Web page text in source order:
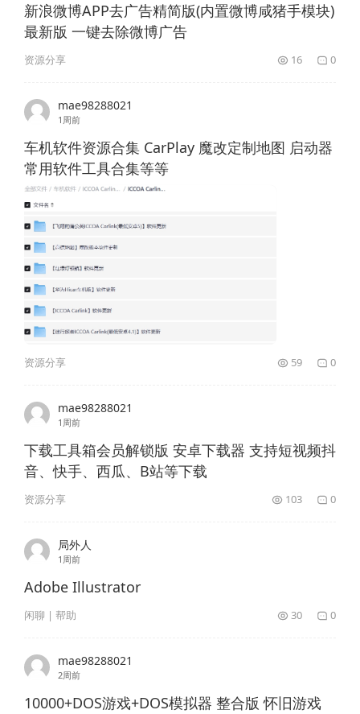
新浪微博APP去广告精简版(内置微博咸猪手模块)
最新版 一键去除微博广告
资源分享 16 0
mae98288021
1周前
车机软件资源合集 CarPlay 魔改定制地图 启动器
常用软件工具合集等等
资源分享 59 0
mae98288021
1周前
下载工具箱会员解锁版 安卓下载器 支持短视频抖
音、快手、西瓜、B站等下载
资源分享 103 0
局外人
1周前
Adobe Illustrator
闲聊 | 帮助 30 0
mae98288021
2周前
10000+DOS游戏+DOS模拟器 整合版 怀旧游戏